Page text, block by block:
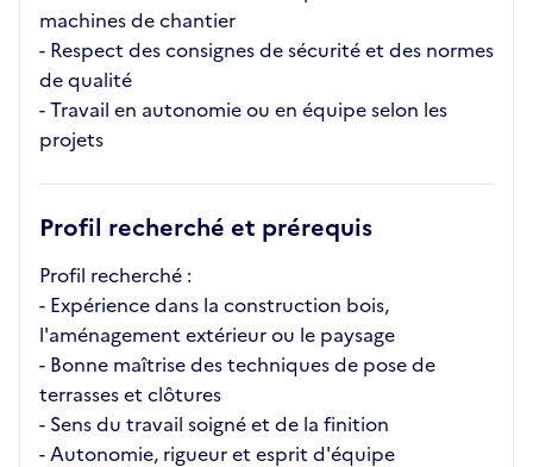
machines de chantier
- Respect des consignes de sécurité et des normes
de qualité
- Travail en autonomie ou en équipe selon les
projets
Profil recherché et prérequis
Profil recherché :
- Expérience dans la construction bois,
l'aménagement extérieur ou le paysage
- Bonne maîtrise des techniques de pose de
terrasses et clôtures
- Sens du travail soigné et de la finition
- Autonomie, rigueur et esprit d'équipe